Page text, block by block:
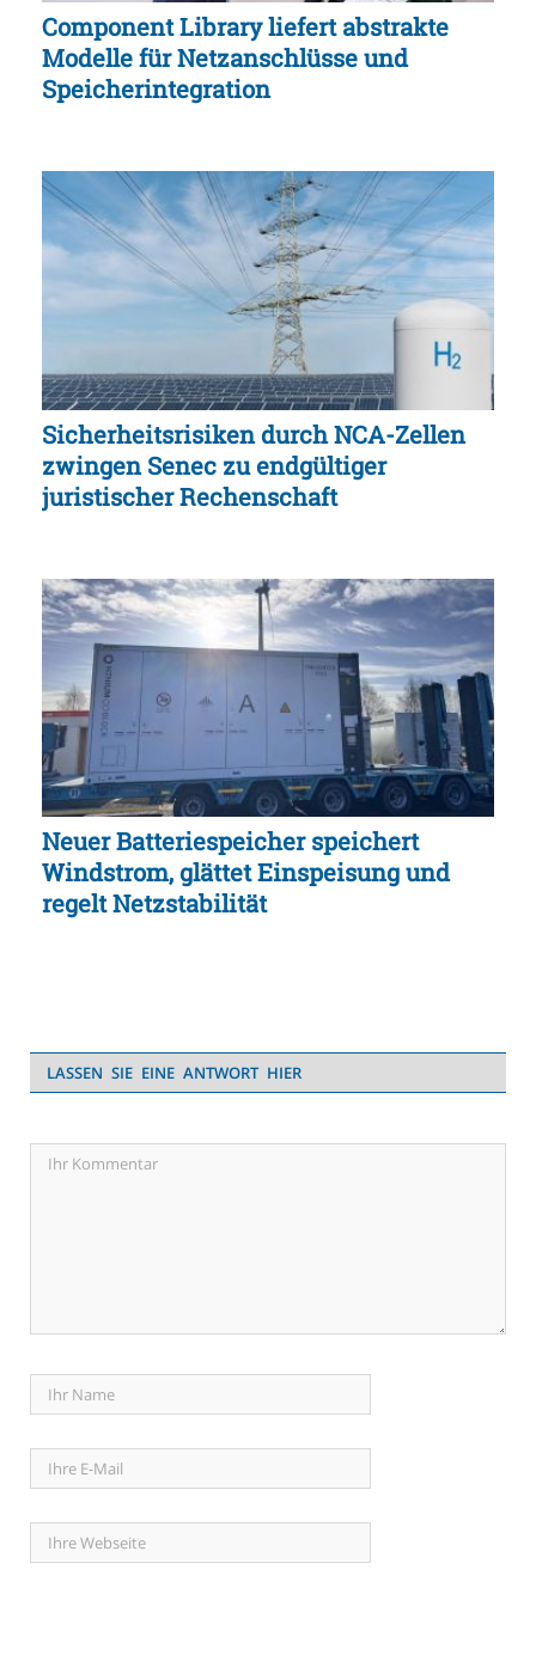
Component Library liefert abstrakte
Modelle für Netzanschlüsse und
Speicherintegration
Sicherheitsrisiken durch NCA-Zellen
zwingen Senec zu endgültiger
juristischer Rechenschaft
Neuer Batteriespeicher speichert
Windstrom, glättet Einspeisung und
regelt Netzstabilität
LASSEN SIE EINE ANTWORT HIER